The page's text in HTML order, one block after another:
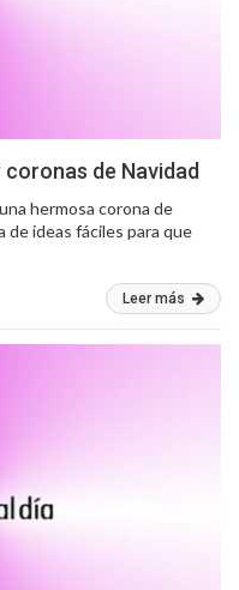
de Navidad
hermosa corona de
de ideas fáciles para que
Leer más